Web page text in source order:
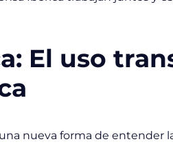
El uso
nueva forma de entender